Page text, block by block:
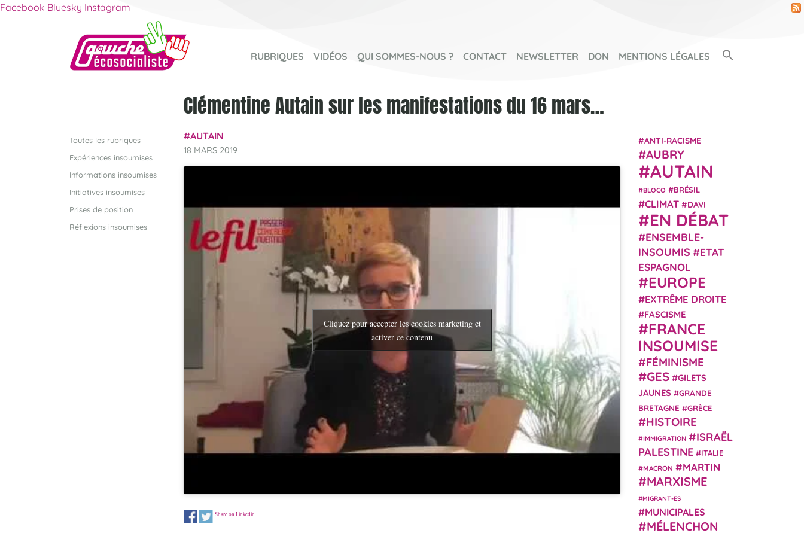
Facebook Bluesky Instagram
RUBRIQUES VIDÉOS QUI SOMMES-NOUS ? CONTACT NEWSLETTER DON MENTIONS LÉGALES
Toutes les rubriques
Expériences insoumises
Informations insoumises
Initiatives insoumises
Prises de position
Réflexions insoumises
Clémentine Autain sur les manifestations du 16 mars…
AUTAIN
18 MARS 2019
Cliquez pour accepter les cookies marketing et
activer ce contenu
Share on Linkedin
ANTI-RACISME
AUBRY
AUTAIN
BLOCO BRÉSIL
CLIMAT DAVI
EN DÉBAT
ENSEMBLE-
INSOUMIS
ETAT
ESPAGNOL
EUROPE
EXTRÊME DROITE
FASCISME
FRANCE
INSOUMISE
FÉMINISME
GES
GILETS
JAUNES
GRANDE
BRETAGNE
GRÈCE
HISTOIRE
IMMIGRATION
ISRAËL
PALESTINE
ITALIE
MACRON MARTIN
MARXISME
MIGRANT-ES
MUNICIPALES
MÉLENCHON